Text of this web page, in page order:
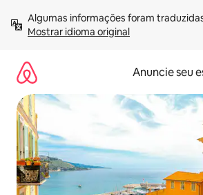
para
Mostrar idioma original
Anuncie seu